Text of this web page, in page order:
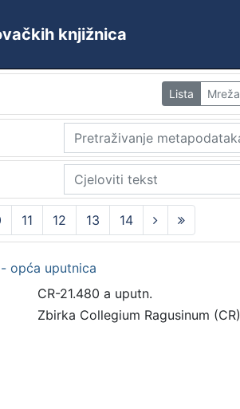
knjižnica
Lista Mreža
11 12 13 14
opća uputnica
CR-21.480 a uputn.
Zbirka Collegium Ragusinum (CR)